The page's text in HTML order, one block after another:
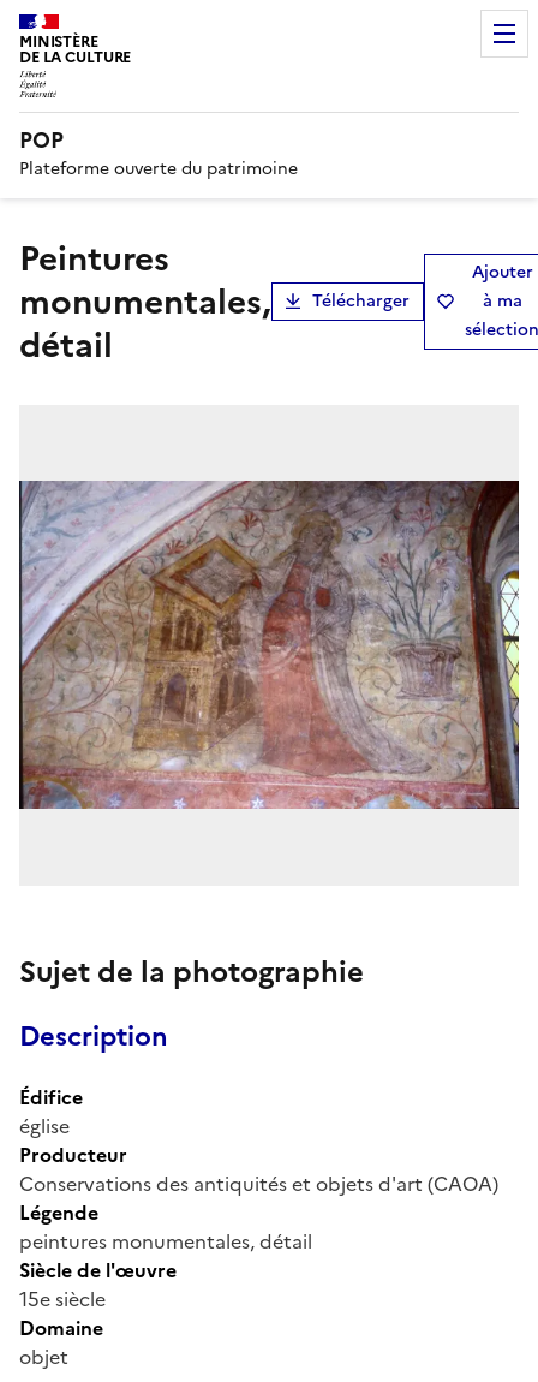
MINISTÈRE
DE LA CULTURE
POP
Plateforme ouverte du patrimoine
peintures
monumentales,
détail
Télécharger
Ajouter
à ma
sélection
Sujet de la photographie
Description
Édifice
église
Producteur
Conservations des antiquités et objets d'art (CAOA)
Légende
peintures monumentales, détail
Siècle de l'œuvre
15e siècle
Domaine
objet